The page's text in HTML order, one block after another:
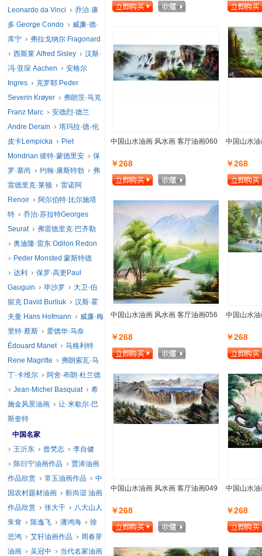
中国山水油画 风水画 客厅油画060
￥268
中国山水
￥268
中国山水油画 风水画 客厅油画056
￥268
中国山水
￥268
中国山水油画 风水画 客厅油画049
￥268
中国山水
￥268
Leonardo da Vinci
乔治·康
多 George Condo
威廉·德·
库宁
弗拉戈纳尔 Fragonard
西斯莱 Alfred Sisley
汉斯·
冯·亚琛 Aachen
安格尔
Ingres
克罗耶 Peder
Severin Krøyer
弗朗茨·马克
Franz Marc
安德烈·德兰
Andre Derain
塔玛拉·德·伦
皮卡Lempicka
Piet
Mondrian 彼特·蒙德里安
保
罗·塞尚
约翰·康斯特勃
弗
雷德里克·莱顿
雷诺阿
Renoir
阿尔伯特·比尔施塔
特
乔治·苏拉特Georges
Seurat
弗雷德里克·巴齐勒
奥迪隆·雷东 Odilon Redon
Peder Monsted 蒙斯特德
达利
保罗·高更Paul
Gauguin
毕沙罗
大卫·伯
留克 David Burliuk
汉斯·霍
夫曼 Hans Hofmann
威廉·梅
里特·蔡斯
爱德华·马奈
Édouard Manet
马格利特
Rene Magritte
弗朗索瓦·马
丁·卡维尔
阿舍·布朗·杜兰德
Jean-Michel Basquiat
希
施金风景油画
让·米歇尔·巴
斯奎特
中国名家
王沂东
曾梵志
李自健
陈衍宁油画作品
贾涛油画
作品欣赏
常玉油画作品
中
国农村题材油画
靳尚谊 油画
作品欣赏
张大千
八大山人
朱耷
陈逸飞 潘鸿海
徐
悲鸿
艾轩油画作品
周春芽
油画
吴冠中
当代名家油画